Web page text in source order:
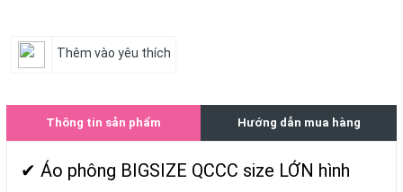
Thêm vào yêu thích
Thông tin sản phẩm Hướng dẫn mua hàng
✔ Áo phông BIGSIZE QCCC size LỚN hình